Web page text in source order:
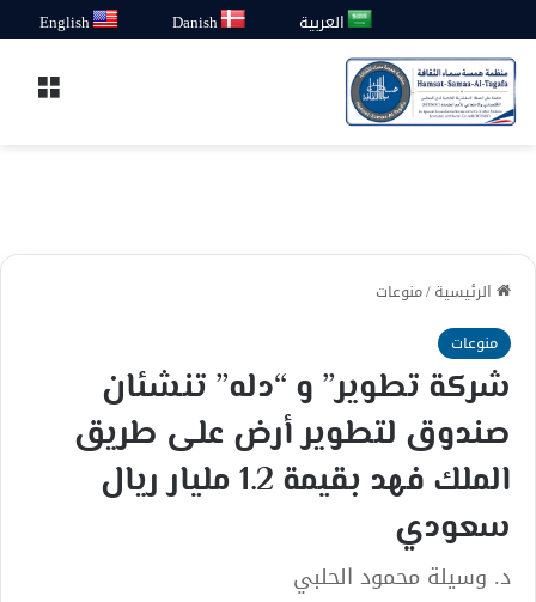
العربية Danish
English
الرئيسية/منوعات
منوعات
شركة تطوير” و “دله” تنشئان
صندوق لتطوير أرض على طريق
الملك فهد بقيمة 1.2 مليار ريال
سعودي
د. وسيلة محمود الحلبي